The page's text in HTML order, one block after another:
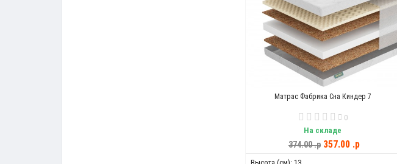
Матрас Фабрика Сна Киндер 7
0
На складе
374.00 .p 357.00 .p